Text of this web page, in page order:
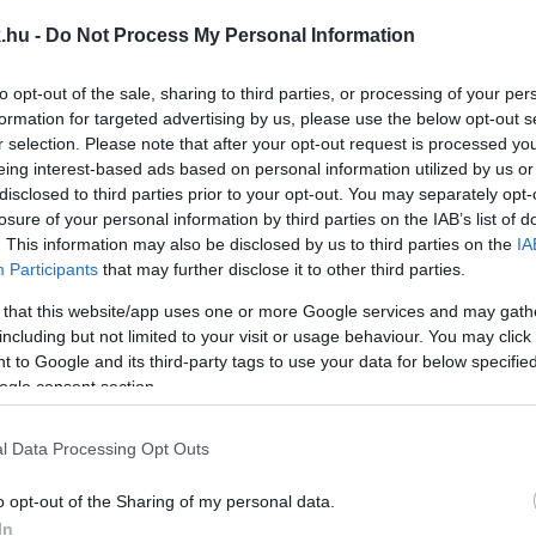
- Do Not Process My Personal Information
opt-out of the sale, sharing to third parties, or processing of your
for targeted advertising by us, please use the below opt-out
selection. Please note that after your opt-out request is processed
interest-based ads based on personal information utilized by us
to third parties prior to your opt-out. You may separately
of your personal information by third parties on the IAB’s list of
This information may also be disclosed by us to third parties on the
Participants that may further disclose it to other third parties.
that this website/app uses one or more Google services and may
but not limited to your visit or usage behaviour. You may
to Google and its third-party tags to use your data for below
consent section.
Data Processing Opt Outs
opt-out of the Sharing of my personal data.
RIVÁLISA INGATLANÁNAK
élvezi a menedékjogot.
HALÁLHÍRÉTŐL A SOROKSÁRI FUTÓNŐ
a nemrégiben elhunyt M. Richárd.
EGY FÉRFIT ÉS A LÁNYÁT A
ÉS FELGYÚJTOTTA MUNKAADÓJÁT EGY